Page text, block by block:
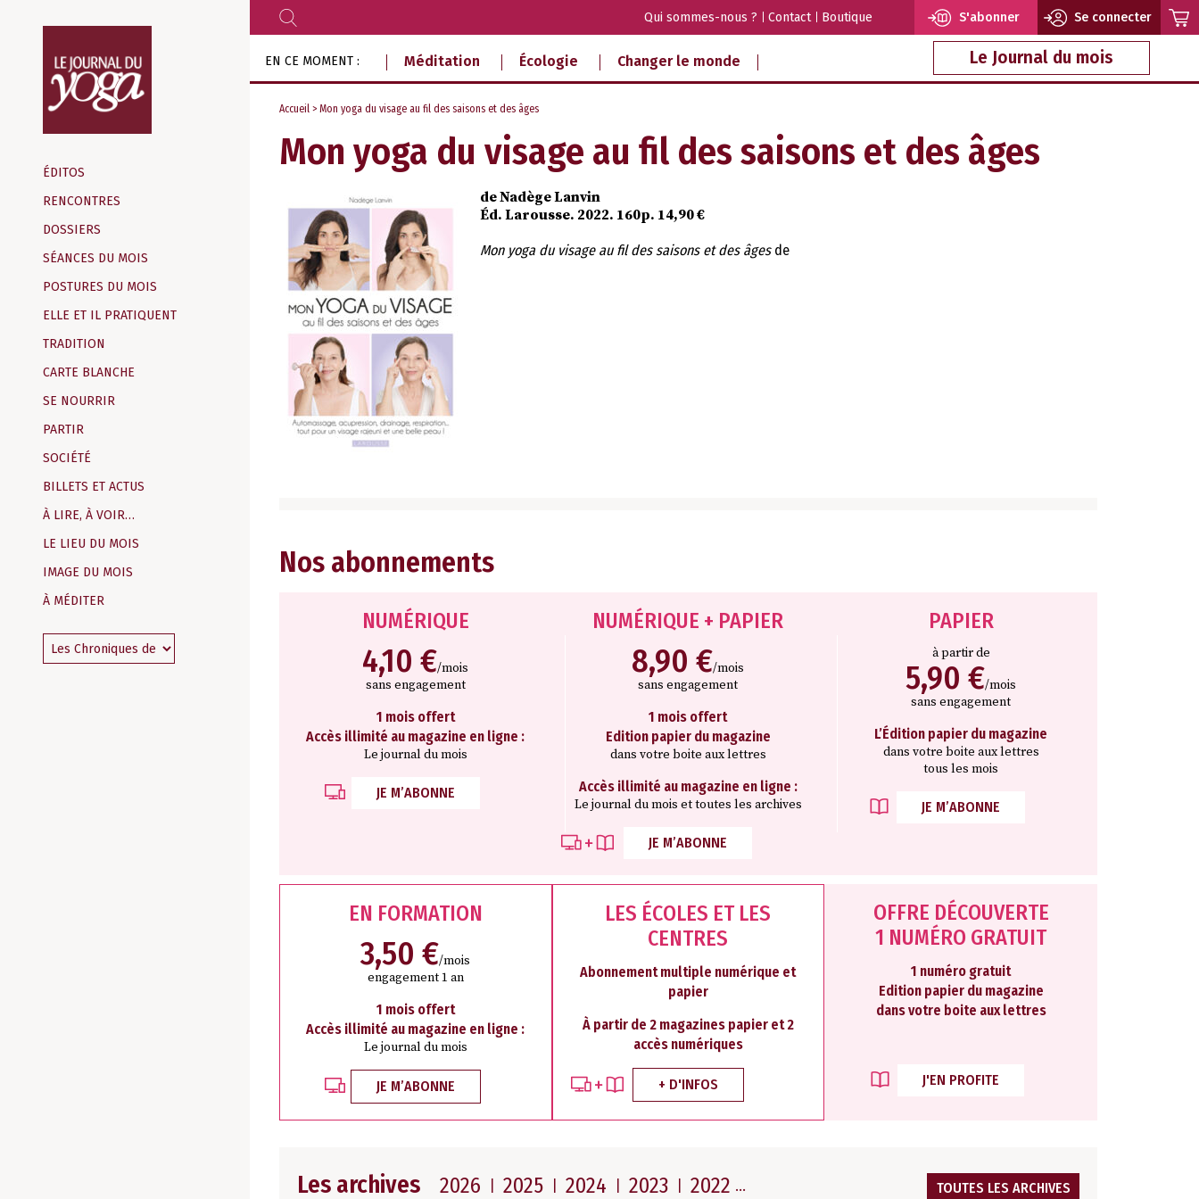
d‘information
indépendant
ÉDITOS
RENCONTRES
DOSSIERS
SÉANCES DU MOIS
POSTURES DU MOIS
ELLE ET IL PRATIQUENT
TRADITION
CARTE BLANCHE
SE NOURRIR
PARTIR
SOCIÉTÉ
BILLETS ET ACTUS
À LIRE, À VOIR…
LE LIEU DU MOIS
IMAGE DU MOIS
À MÉDITER
RECHERCHER Qui sommes-nous ? Contact Boutique S'abonner Se connecter
EN CE MOMENT : Méditation Écologie Changer le monde Le Journal du mois
Accueil > Mon yoga du visage au fil des saisons et des âges
Mon yoga du visage au fil des saisons et des âges
de Nadège Lanvin
Éd. Larousse. 2022. 160p. 14,90 €
Mon yoga du visage au fil des saisons et des âgesde
Nos abonnements
NUMÉRIQUE
4,10 €/mois
sans engagement
1 mois offert
Accès illimité au magazine en ligne :
Le journal du mois
JE M’ABONNE
NUMÉRIQUE + PAPIER
8,90 €/mois
sans engagement
1 mois offert
Edition papier du magazine
dans votre boite aux lettres
Accès illimité au magazine en ligne :
Le journal du mois et toutes les archives
JE M’ABONNE
PAPIER
à partir de
5,90 €/mois
sans engagement
L’Édition papier du magazine
dans votre boite aux lettres
tous les mois
JE M’ABONNE
EN FORMATION
3,50 €/mois
engagement 1 an
1 mois offert
Accès illimité au magazine en ligne :
Le journal du mois
JE M’ABONNE
LES ÉCOLES ET LES
CENTRES
Abonnement multiple numérique et
papier
À partir de 2 magazines papier et 2
accès numériques
+ D'INFOS
OFFRE DÉCOUVERTE
1 NUMÉRO GRATUIT
1 numéro gratuit
Edition papier du magazine
dans votre boite aux lettres
J'EN PROFITE
Les archives 2026 2025 2024 2023 2022 TOUTES LES ARCHIVES